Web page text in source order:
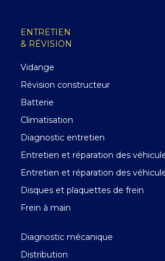
ENTRETIEN
& RÉVISION
Vidange
Révision constructeur
Batterie
Climatisation
Diagnostic entretien
Entretien et réparation des
Entretien et réparation des
Disques et plaquettes de frein
Frein à main
Diagnostic mécanique
Distribution